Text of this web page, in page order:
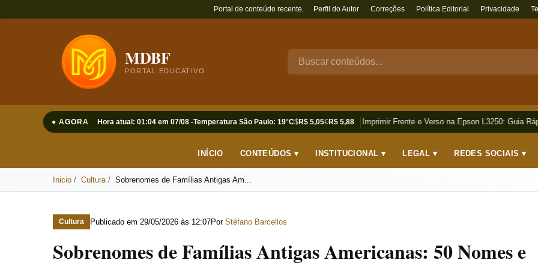
Portal de conteúdo recente. Perfil do Autor Correções Política Editorial Privacidade
MDBF
PORTAL EDUCATIVO
● AGORA Hora atual: 01:04 em 07/08 -Temperatura São Paulo: 19°C$R$ 5,05€R$ 5,88
Como Imprimir Frente e Verso na Epson L3250: Guia
INÍCIO CONTEÚDOS ▾ INSTITUCIONAL ▾ LEGAL ▾ REDES SOCIAIS ▾
Inicio Cultura Sobrenomes de Famílias Antigas Am...
Cultura Publicado em 29/05/2026 às 12:07Por Stéfano Barcellos
Sobrenomes de Famílias Antigas Americanas: 50 Nomes e